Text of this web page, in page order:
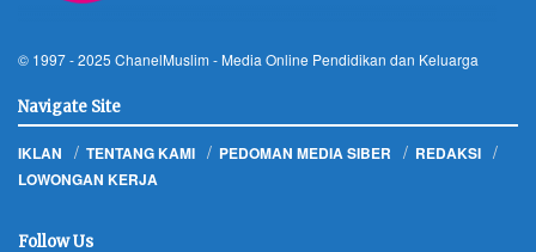
© 1997 - 2025 ChanelMuslim - Media Online Pendidikan dan Keluarga
Navigate Site
IKLAN TENTANG KAMI PEDOMAN MEDIA SIBER
REDAKSI
LOWONGAN KERJA
Follow Us